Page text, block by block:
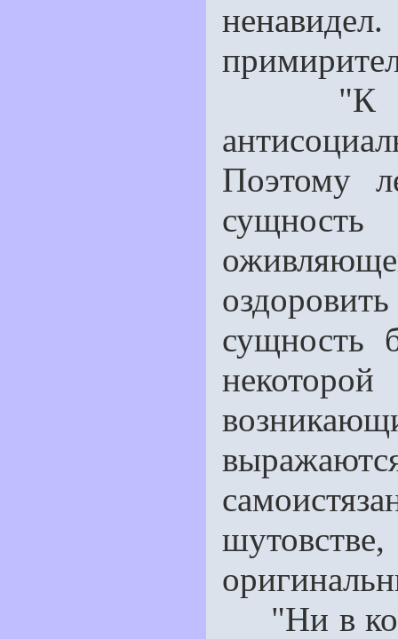
"К
Поэтому
сущность
сущность
"Ни в